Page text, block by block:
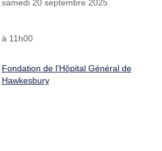
samedi 20 septembre 2025
à 11h00
Fondation de l'Hôpital Général de
Hawkesbury